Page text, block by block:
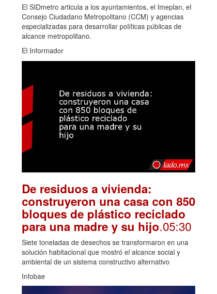
El SIDmetro articula a los ayuntamientos, el Imeplan, el
Consejo Ciudadano Metropolitano (CCM) y agencias
especializadas para desarrollar políticas públicas de
alcance metropolitano.
El Informador
De residuos a vivienda:
construyeron una casa con 850
bloques de plástico reciclado
para una madre y su hijo.05:30
Siete toneladas de desechos se transformaron en una
solución habitacional que mostró el alcance social y
ambiental de un sistema constructivo alternativo
Infobae